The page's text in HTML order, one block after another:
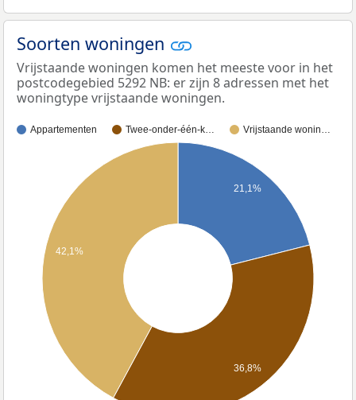
Soorten woningen
Vrijstaande woningen komen het meeste voor in het
postcodegebied 5292 NB: er zijn 8 adressen met het
woningtype vrijstaande woningen.
Appartementen Twee-onder-één-k… Vrijstaande wonin…
21,1%
42,1%
36,8%